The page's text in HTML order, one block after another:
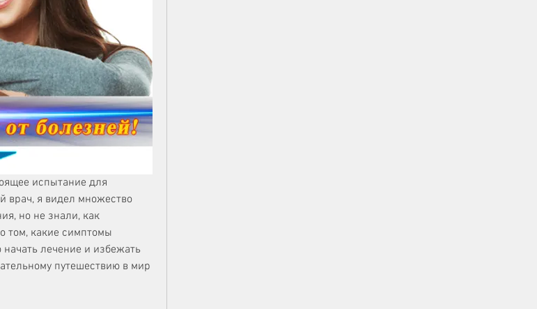
испытание для
врач, я видел множество
но не знали, как
том, какие симптомы
лечение и избежать
путешествию в мир